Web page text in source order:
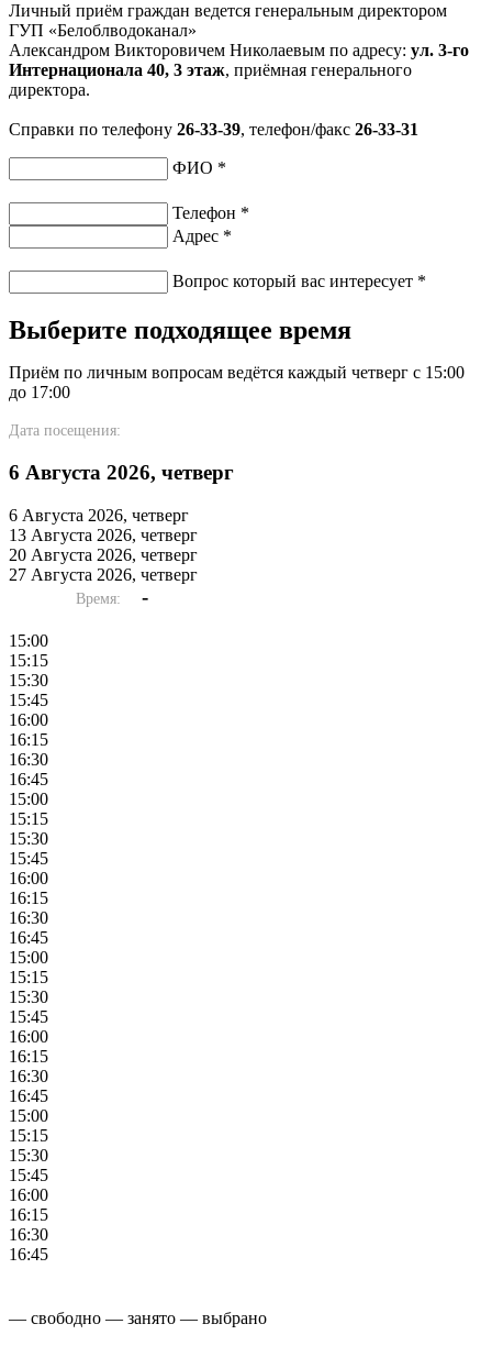
Личный приём граждан ведется генеральным директором
ГУП «Белоблводоканал»
Александром Викторовичем Николаевым по адресу: ул. 3-го
Интернационала 40, 3 этаж, приёмная генерального
директора.
Справки по телефону 26-33-39, телефон/факс 26-33-31
ФИО *
Телефон *
Адрес *
Вопрос который вас интересует *
Выберите подходящее время
Приём по личным вопросам ведётся каждый четверг с 15:00
до 17:00
Дата посещения:
6 Августа 2026, четверг
6 Августа 2026, четверг
13 Августа 2026, четверг
20 Августа 2026, четверг
27 Августа 2026, четверг
Время: -
15:00
15:15
15:30
15:45
16:00
16:15
16:30
16:45
15:00
15:15
15:30
15:45
16:00
16:15
16:30
16:45
15:00
15:15
15:30
15:45
16:00
16:15
16:30
16:45
15:00
15:15
15:30
15:45
16:00
16:15
16:30
16:45
— свободно — занято — выбрано